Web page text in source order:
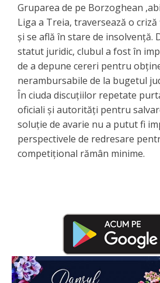
Gruparea de pe Borzoghean
Liga a Treia, traversează o
și se află în stare de insolvență.
statut juridic, clubul a fost în
de a depune cereri pentru
nerambursabile de la bugetul
În ciuda discuțiilor repetate
oficiali și autorități pentru
soluție de avarie nu a putut fi
perspectivele de redresare
competițional rămân minime.